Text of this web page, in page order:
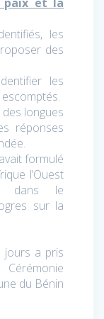
les
des
les
longues
réponses
formulé
l’Ouest
dans le
sur la
jours a pris
du Bénin